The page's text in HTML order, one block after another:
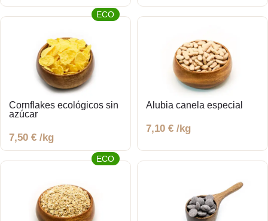
ECO
Cornflakes ecológicos sin
azúcar
7,50 € /kg
Alubia canela especial
7,10 € /kg
ECO